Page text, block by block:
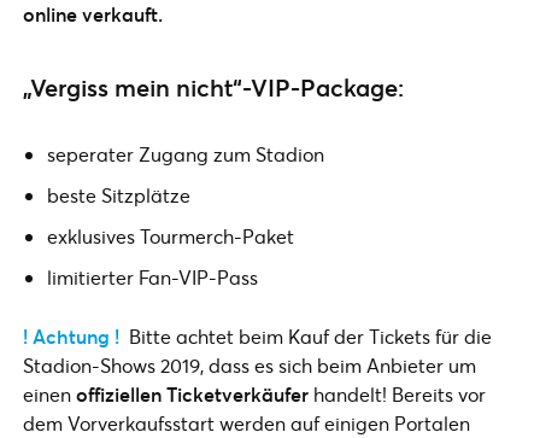
online verkauft.
„Vergiss mein nicht“-VIP-Package:
seperater Zugang zum Stadion
beste Sitzplätze
exklusives Tourmerch-Paket
limitierter Fan-VIP-Pass
! Achtung ! Bitte achtet beim Kauf der Tickets für die
Stadion-Shows 2019, dass es sich beim Anbieter um
einenoffiziellen Ticketverkäufer handelt! Bereits vor
dem Vorverkaufsstart werden auf einigen Portalen